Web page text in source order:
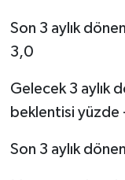
Son 3 aylık
3,0
Gelecek 3 aylık
beklentisi yüzde
Son 3 aylık